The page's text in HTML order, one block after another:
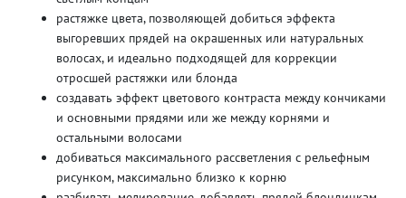
растяжке цвета, позволяющей добиться эффекта
выгоревших прядей на окрашенных или натуральных
волосах, и идеально подходящей для коррекции
отросшей растяжки или блонда
создавать эффект цветового контраста между кончиками
и основными прядями или же между корнями и
остальными волосами
добиваться максимального рассветления с рельефным
рисунком, максимально близко к корню